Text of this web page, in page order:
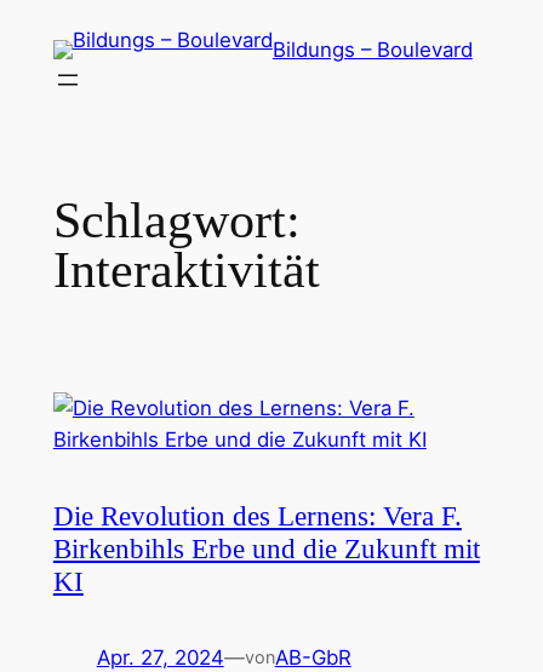
Inhalt
springen
Bildungs – Boulevard
Schlagwort:
Interaktivität
Die Revolution des Lernens: Vera F.
Birkenbihls Erbe und die Zukunft mit
KI
Apr. 27, 2024—vonAB-GbR